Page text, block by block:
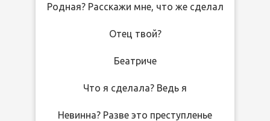
Родная? Расскажи мне, что же сделал
Отец твой?
Беатриче
Что я сделала? Ведь я
Невинна? Разве это преступленье